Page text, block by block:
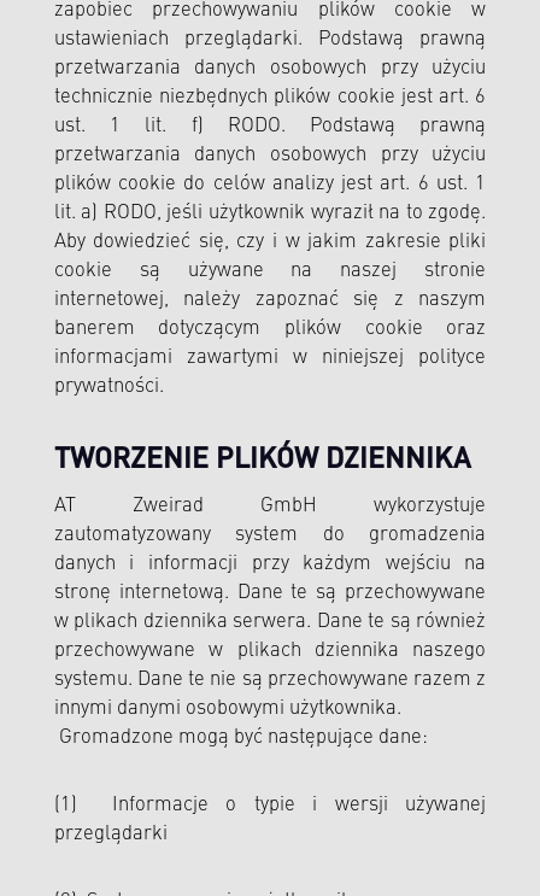
zapobiec przechowywaniu plików cookie w
ustawieniach przeglądarki. Podstawą prawną
przetwarzania danych osobowych przy użyciu
technicznie niezbędnych plików cookie jest art. 6
ust. 1 lit. f) RODO. Podstawą prawną
przetwarzania danych osobowych przy użyciu
plików cookie do celów analizy jest art. 6 ust. 1
lit. a) RODO, jeśli użytkownik wyraził na to zgodę.
Aby dowiedzieć się, czy i w jakim zakresie pliki
cookie są używane na naszej stronie
internetowej, należy zapoznać się z naszym
banerem dotyczącym plików cookie oraz
informacjami zawartymi w niniejszej polityce
prywatności.
TWORZENIE PLIKÓW DZIENNIKA
AT Zweirad GmbH wykorzystuje
zautomatyzowany system do gromadzenia
danych i informacji przy każdym wejściu na
stronę internetową. Dane te są przechowywane
w plikach dziennika serwera. Dane te są również
przechowywane w plikach dziennika naszego
systemu. Dane te nie są przechowywane razem z
innymi danymi osobowymi użytkownika.
Gromadzone mogą być następujące dane:
(1) Informacje o typie i wersji używanej
przeglądarki